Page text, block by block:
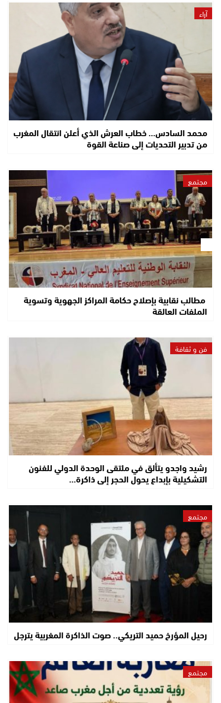
آراء
محمد السادس… خطاب العرش الذي أعلن انتقال المغرب
من تدبير التحديات إلى صناعة القوة
مجتمع
مطالب نقابية بإصلاح حكامة المراكز الجهوية وتسوية
الملفات العالقة
فن و ثقافة
رشيد واجدو يتألق في ملتقى الوحدة الدولي للفنون
التشكيلية بإبداع يحول الحجر إلى ذاكرة…
مجتمع
رحيل المؤرخ حميد التريكي.. صوت الذاكرة المغربية يترجل
مجتمع